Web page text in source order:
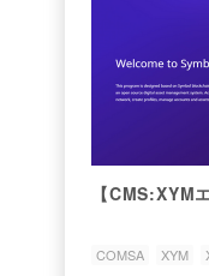
【CMS:XYM
COMSA XYM